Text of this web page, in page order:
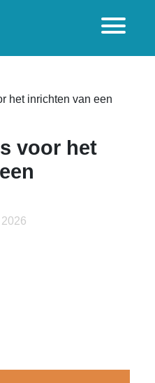
het inrichten van een
voor het